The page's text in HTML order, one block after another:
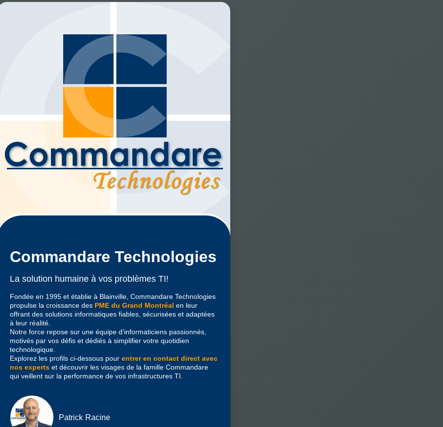
Commandare Technologies
La solution humaine à vos problèmes TI!
Fondée en 1995 et établie à Blainville, Commandare Technologies
propulse la croissance des PME du Grand Montréal en leur
offrant des solutions informatiques fiables, sécurisées et adaptées
à leur réalité.
Notre force repose sur une équipe d'informaticiens passionnés,
motivés par vos défis et dédiés à simplifier votre quotidien
technologique.
Explorez les profils ci-dessous pour entrer en contact direct avec
nos expertset découvrir les visages de la famille Commandare
qui veillent sur la performance de vos infrastructures TI.
Patrick Racine